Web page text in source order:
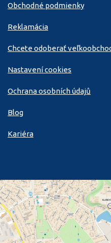
Obchodné podmienky
Reklamácia
Chcete odoberať
Nastavení cookies
Ochrana osobních údajů
Blog
Kariéra